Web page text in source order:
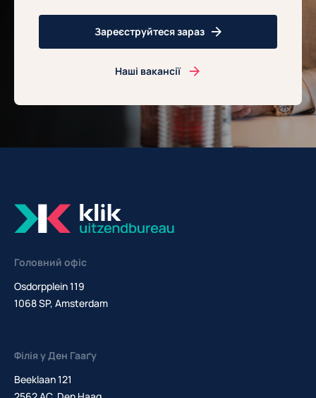
Зареєструйтеся зараз
Наші вакансії
Головний офіс
Osdorpplein 119
1068 SP, Amsterdam
Філія у Ден Гааґу
Beeklaan 121